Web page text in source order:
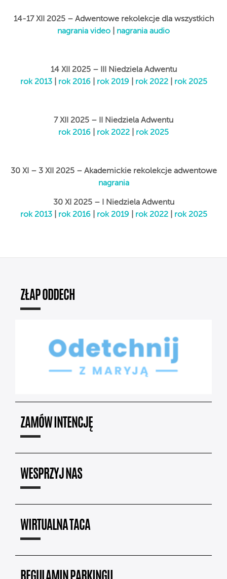
14-17 XII 2025 – Adwentowe rekolekcje dla wszystkich
nagrania video
nagrania audio
14 XII 2025 – III Niedziela Adwentu
rok 2013| rok 2016| rok 2019| rok 2022| rok 2025
7 XII 2025 – II Niedziela Adwentu
rok 2016
rok 2022 rok 2025
30 XI – 3 XII 2025 – Akademickie rekolekcje adwentowe
nagrania
30 XI 2025 – I Niedziela Adwentu
rok 2013| rok 2016| rok 2019| rok 2022| rok 2025
ZŁAP ODDECH
ZAMÓW INTENCJĘ
WESPRZYJ NAS
WIRTUALNA TACA